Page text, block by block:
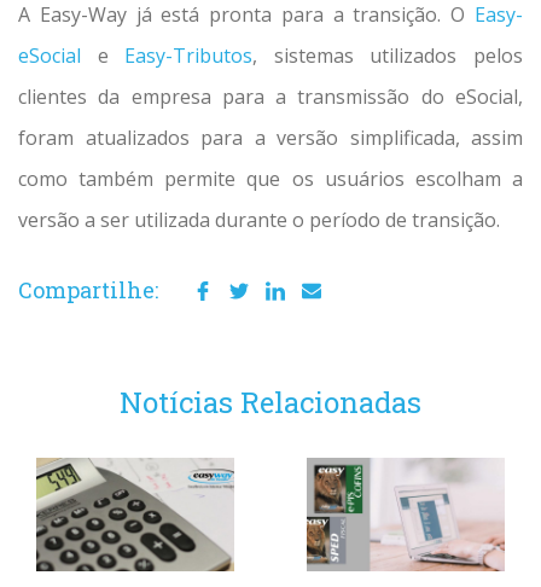
A Easy-Way já está pronta para a transição. O Easy-
eSocial e Easy-Tributos, sistemas utilizados pelos
clientes da empresa para a transmissão do eSocial,
foram atualizados para a versão simplificada, assim
como também permite que os usuários escolham a
versão a ser utilizada durante o período de transição.
Compartilhe:
Notícias Relacionadas